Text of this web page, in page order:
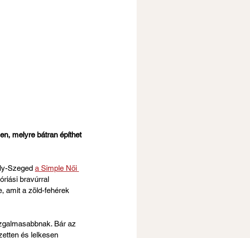
melyre bátran építhet
Szeged a Simple Női
bravúrral
amit a zöld-fehérek
Bár az
és lelkesen